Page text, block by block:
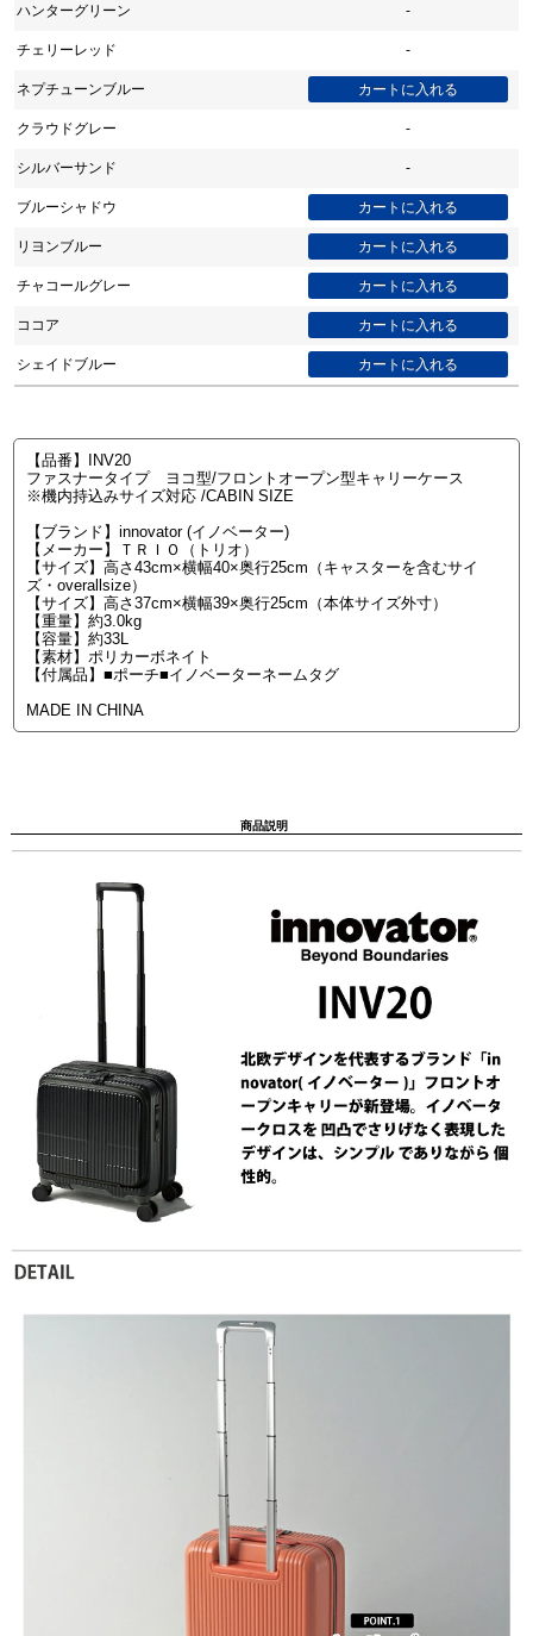
ハンターグリーン -
チェリーレッド -
ネプチューンブルー
クラウドグレー -
シルバーサンド -
ブルーシャドウ
リヨンブルー
チャコールグレー
ココア
シェイドブルー
【品番】INV20
ファスナータイプ ヨコ型/フロントオープン型キャリーケース
※機内持込みサイズ対応 /CABIN SIZE
【ブランド】innovator (イノベーター)
【メーカー】ＴＲＩＯ（トリオ）
【サイズ】高さ43cm×横幅40×奥行25cm（キャスターを含むサイ
ズ・overallsize）
【サイズ】高さ37cm×横幅39×奥行25cm（本体サイズ外寸）
【重量】約3.0kg
【容量】約33L
【素材】ポリカーボネイト
【付属品】■ポーチ■イノベーターネームタグ
MADE IN CHINA
商品説明